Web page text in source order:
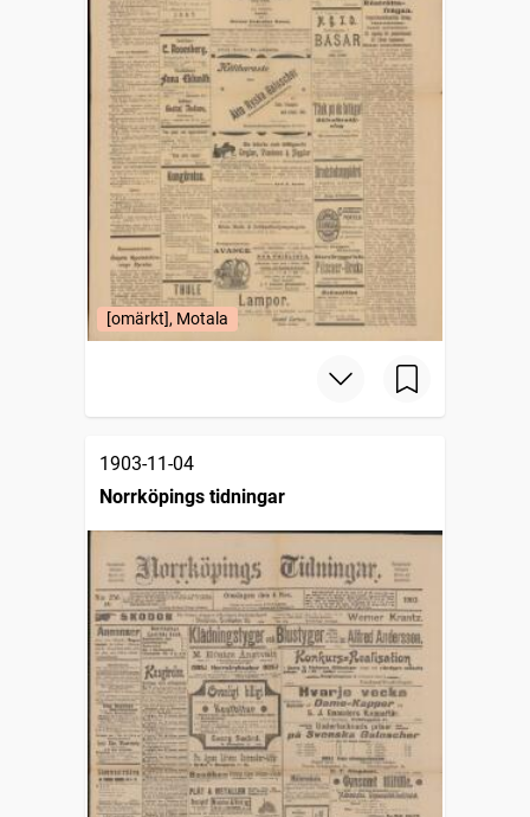
[omärkt], Motala
1903-11-04
Norrköpings tidningar